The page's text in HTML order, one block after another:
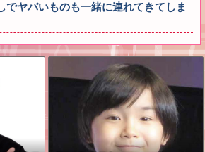
でヤバいものも一緒に連れてきてしま